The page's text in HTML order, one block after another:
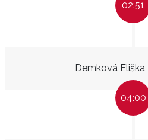
02:51
Demková Eliška
04:00